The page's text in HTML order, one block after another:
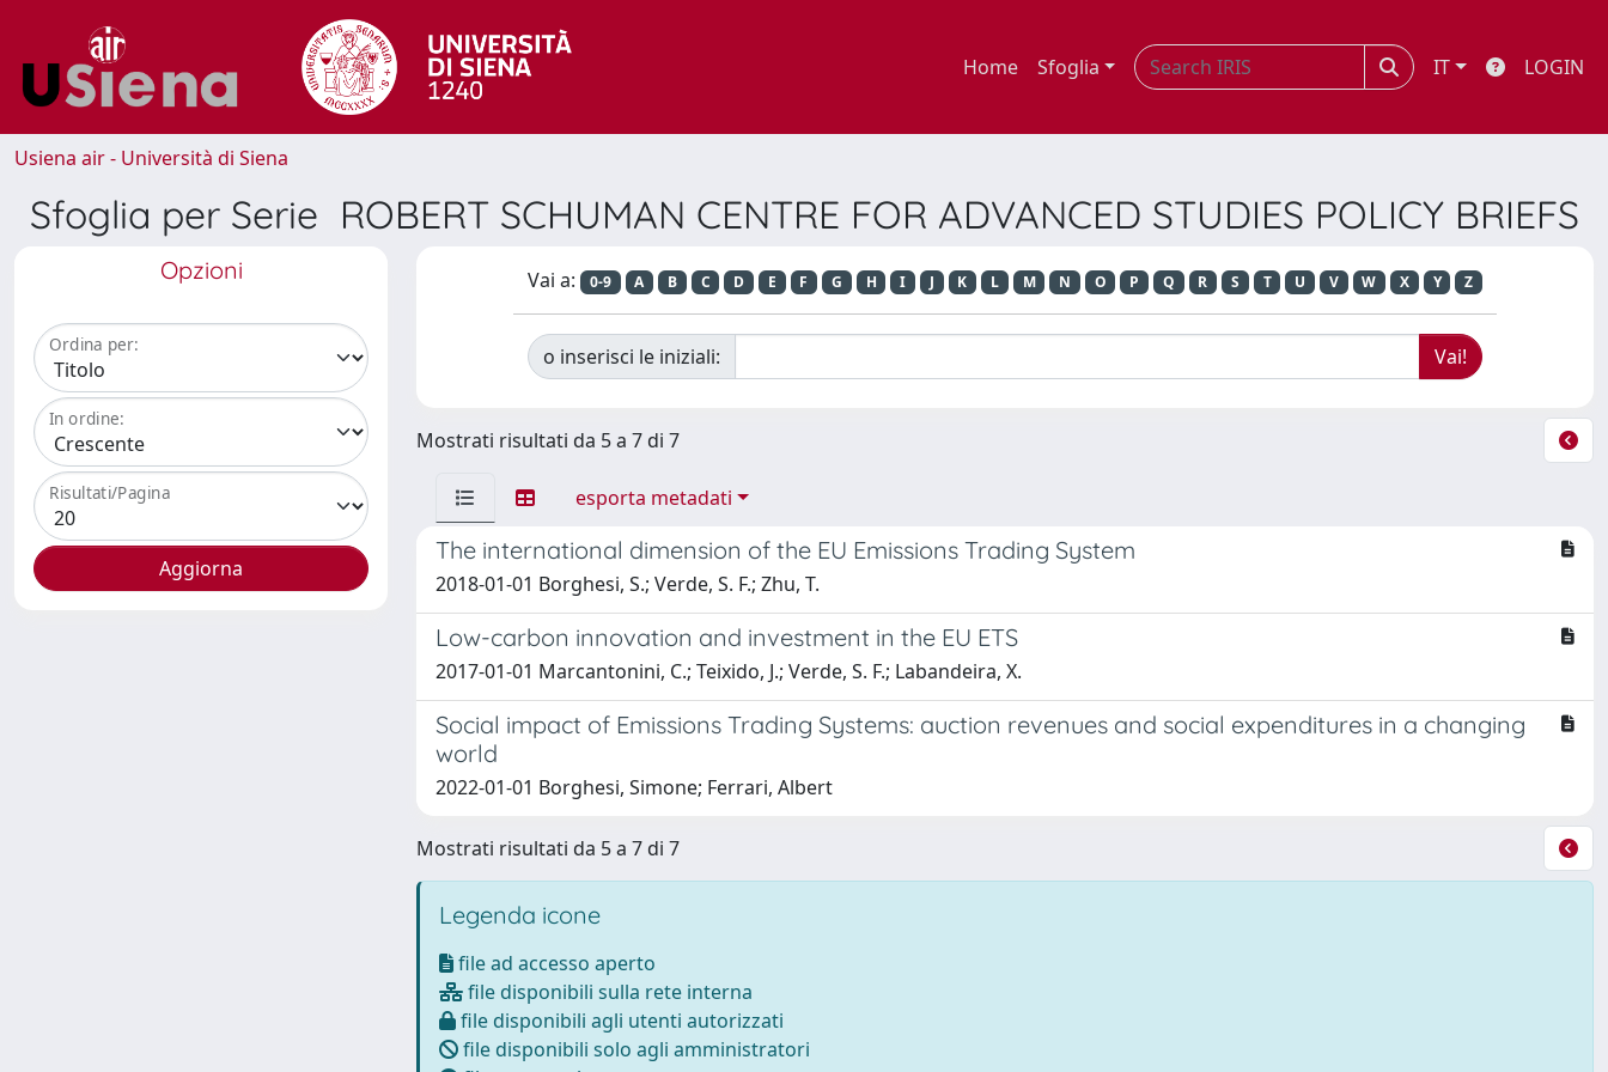
Home Sfoglia IT LOGIN
Usiena air - Università di Siena
Sfoglia per Serie ROBERT SCHUMAN CENTRE FOR ADVANCED STUDIES POLICY BRIEFS
Opzioni
Ordina per:
In ordine:
Risultati/Pagina
Vai a: 0-9 A B C D E F G H I J K L M N O P Q R S T U V W X Y Z
o inserisci le iniziali:
Mostrati risultati da 5 a 7 di 7
esporta metadati
The international dimension of the EU Emissions Trading System
2018-01-01 Borghesi, S.; Verde, S. F.; Zhu, T.
Low-carbon innovation and investment in the EU ETS
2017-01-01 Marcantonini, C.; Teixido, J.; Verde, S. F.; Labandeira, X.
Social impact of Emissions Trading Systems: auction revenues and social expenditures in a changing
world
2022-01-01 Borghesi, Simone; Ferrari, Albert
Mostrati risultati da 5 a 7 di 7
Legenda icone
file ad accesso aperto
file disponibili sulla rete interna
file disponibili agli utenti autorizzati
file disponibili solo agli amministratori